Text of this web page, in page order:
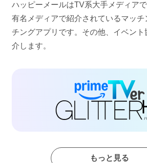
ハッピーメールはTV系大手メディア
有名メディアで紹介されているマッチ
チングアプリです。その他、イベン
介します。
もっと見る